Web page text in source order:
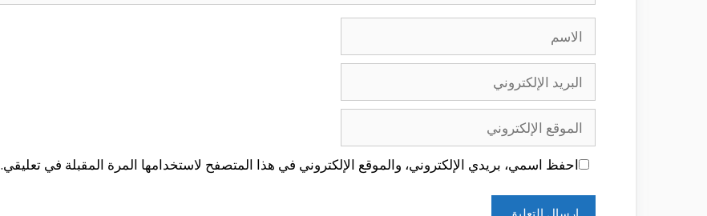
الاسم
البريد
الإلكتروني
الموقع
الإلكتروني
احفظ اسمي، بريدي الإلكتروني، والموقع الإلكتروني في هذا المتصفح لاستخدامها المرة المقبلة في تعليقي.